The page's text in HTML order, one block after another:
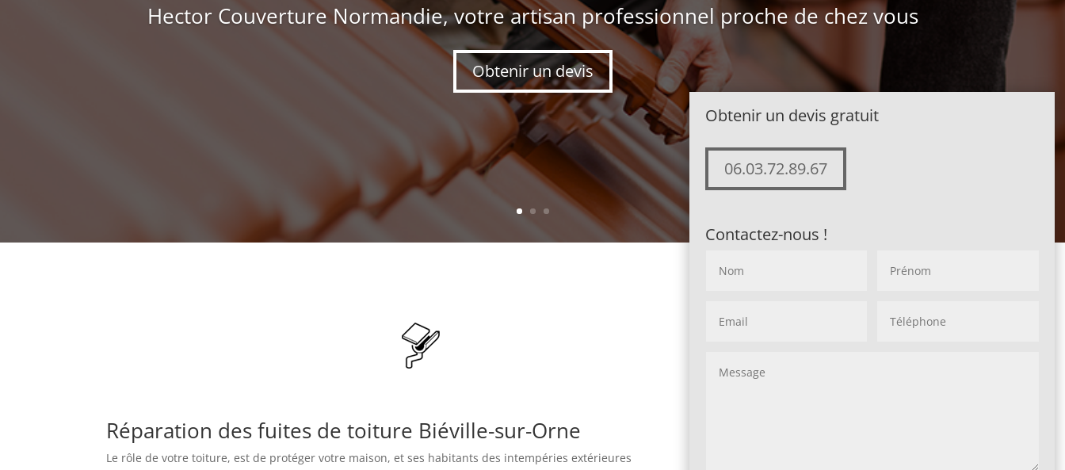
Hector Couverture Normandie, votre artisan professionnel proche de chez vous
Obtenir un devis
Réparation des fuites de toiture Biéville-sur-Orne
Le rôle de votre toiture, est de protéger votre maison, et ses habitants des intempéries extérieures
Obtenir un devis gratuit
06.03.72.89.67
Contactez-nous !